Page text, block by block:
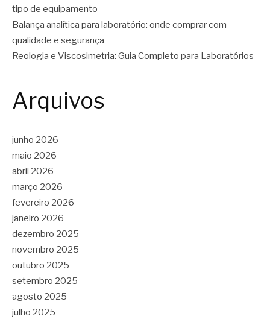
tipo de equipamento
Balança analítica para laboratório: onde comprar com
qualidade e segurança
Reologia e Viscosimetria: Guia Completo para Laboratórios
Arquivos
junho 2026
maio 2026
abril 2026
março 2026
fevereiro 2026
janeiro 2026
dezembro 2025
novembro 2025
outubro 2025
setembro 2025
agosto 2025
julho 2025